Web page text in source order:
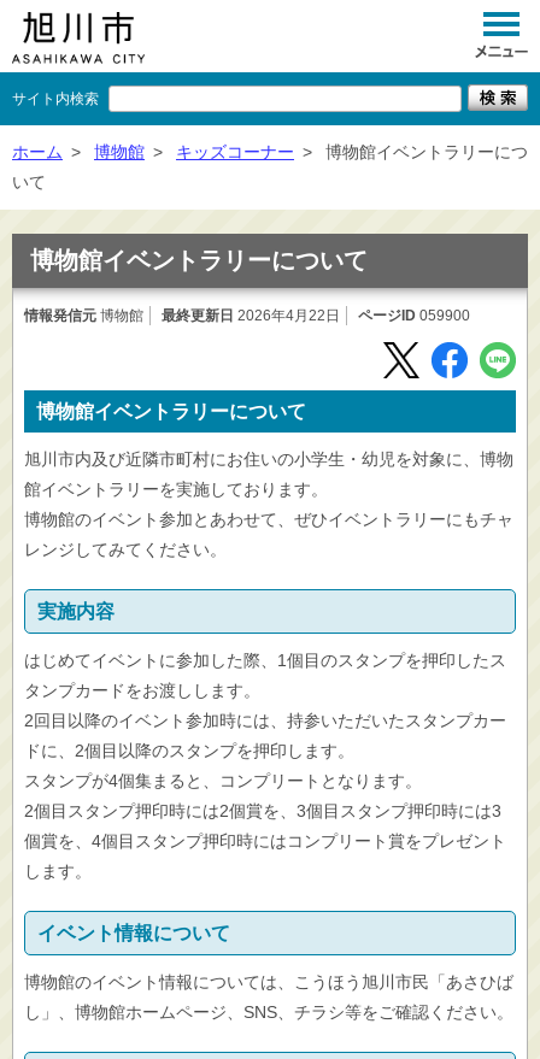
サイト内検索
くらし
観光
事業者向け
市政情報
× 閉じる
ホーム > 博物館 > キッズコーナー >
博物館イベントラリーにつ
いて
博物館イベントラリーについて
情報発信元 博物館 最終更新日 2026年4月22日 ページID 059900
博物館イベントラリーについて
旭川市内及び近隣市町村にお住いの小学生・幼児を対象に、博物
館イベントラリーを実施しております。
博物館のイベント参加とあわせて、ぜひイベントラリーにもチャ
レンジしてみてください。
実施内容
はじめてイベントに参加した際、1個目のスタンプを押印したス
タンプカードをお渡しします。
2回目以降のイベント参加時には、持参いただいたスタンプカー
ドに、2個目以降のスタンプを押印します。
スタンプが4個集まると、コンプリートとなります。
2個目スタンプ押印時には2個賞を、3個目スタンプ押印時には3
個賞を、4個目スタンプ押印時にはコンプリート賞をプレゼント
します。
イベント情報について
博物館のイベント情報については、こうほう旭川市民「あさひば
し」、博物館ホームページ、SNS、チラシ等をご確認ください。